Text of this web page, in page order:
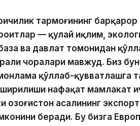
тармоғининг
— қулай иқлим,
ва давлат томонидан
чоралари мавжуд. Биз
қўллаб-қувватлашга
нафақат мамлакат
Қозоғистон асалининг
беради. Бу бизга